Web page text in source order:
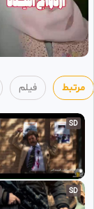
مرتبط فیلم
SD
SD